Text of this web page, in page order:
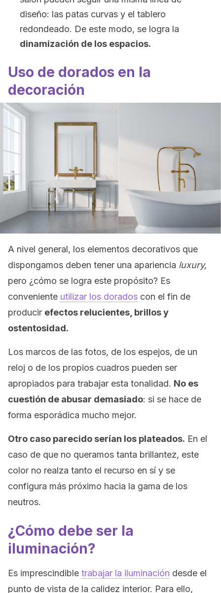
diseño: las patas curvas y el tablero
redondeado. De este modo, se logra la
dinamización de los espacios.
Uso de dorados en la
decoración
A nivel general, los elementos decorativos que
dispongamos deben tener una apariencia luxury,
pero ¿cómo se logra este propósito? Es
conveniente utilizar los dorados con el fin de
producir efectos relucientes, brillos y
ostentosidad.
Los marcos de las fotos, de los espejos, de un
reloj o de los propios cuadros pueden ser
apropiados para trabajar esta tonalidad. No es
cuestión de abusar demasiado: si se hace de
forma esporádica mucho mejor.
Otro caso parecido serían los plateados. En el
caso de que no queramos tanta brillantez, este
color no realza tanto el recurso en sí y se
configura más próximo hacia la gama de los
neutros.
¿Cómo debe ser la
iluminación?
Es imprescindible trabajar la iluminación desde el
punto de vista de la calidez interior. Para ello,